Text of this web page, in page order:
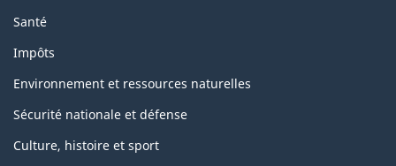
Santé
Impôts
Environnement et ressources naturelles
Sécurité nationale et défense
Culture, histoire et sport